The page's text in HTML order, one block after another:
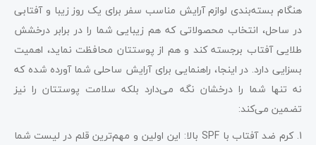
هنگام بسته‌بندی لوازم آرایش مناسب سفر برای یک روز زیبا و آفتابی
در ساحل، انتخاب محصولاتی که هم زیبایی شما را در برابر درخشش
طلایی آفتاب برجسته کند و هم از پوستتان محافظت نماید، اهمیت
بسزایی دارد. در اینجا، راهنمایی برای آرایش ساحلی شما آورده شده که
نه تنها شما را درخشان نگه می‌دارد بلکه سلامت پوستتان را نیز
تضمین می‌کند:
1. کرم ضد آفتاب با SPF بالا: این اولین و مهم‌ترین قلم در لیست شما